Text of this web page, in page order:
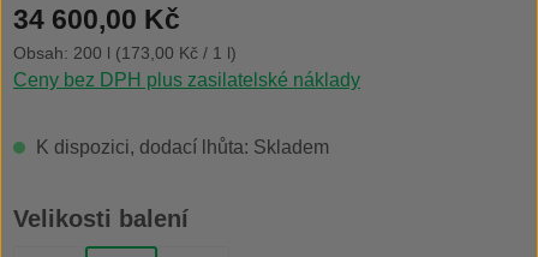
Běžná cena:
34 600,00 Kč
Obsah: 200 l (173,00 Kč / 1 l)
Ceny bez DPH plus zasilatelské náklady
K dispozici, dodací lhůta: Skladem
Vyberte
Velikosti balení